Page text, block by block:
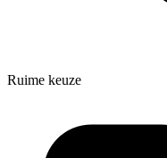
Ruime keuze